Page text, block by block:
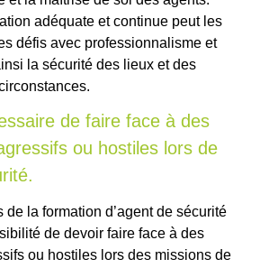
adéquate et continue peut les
défis avec professionnalisme et
la sécurité des lieux et des
de faire face à des
ou hostiles lors de
la formation d’agent de sécurité
de devoir faire face à des
ou hostiles lors des missions de